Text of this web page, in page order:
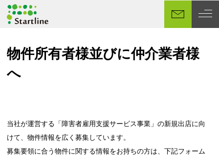
イ
ン物件所有者様並びに仲介業者様
へ
当社が運営する「障害者雇用支援サービス事業」の新規出店に向
けて、物件情報を広く募集しています。
募集要領に合う物件に関する情報をお持ちの方は、下記フォーム